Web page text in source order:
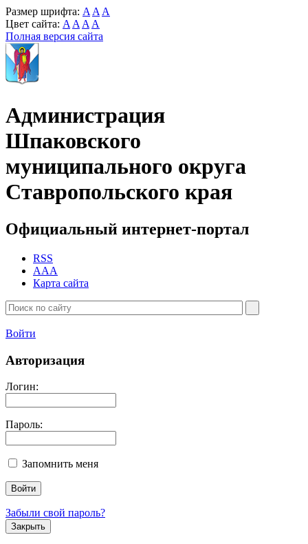
Размер шрифта: A A A
Цвет сайта: A A A A
Полная версия сайта
Администрация
Шпаковского
муниципального округа
Ставропольского края
Официальный интернет-портал
RSS
AAA
Карта сайта
Войти
Авторизация
Логин:
Пароль:
Запомнить меня
Забыли свой пароль?
Закрыть